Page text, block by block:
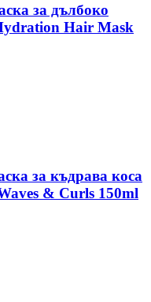
за дълбоко
Hair Mask
за къдрава коса
& Curls 150ml